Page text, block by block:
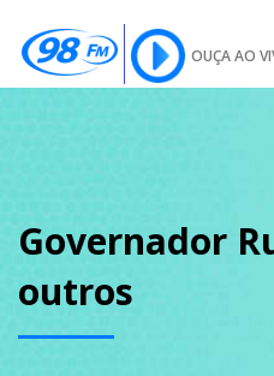
OUÇA AO
SOBRE
Governador
outros